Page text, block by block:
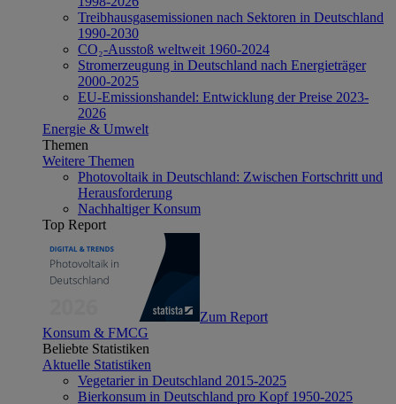
Treibhausgasemissionen nach Sektoren in Deutschland
1990-2030
CO₂-Ausstoß weltweit 1960-2024
Stromerzeugung in Deutschland nach Energieträger
2000-2025
EU-Emissionshandel: Entwicklung der Preise 2023-
2026
Energie & Umwelt
Themen
Weitere Themen
Photovoltaik in Deutschland: Zwischen Fortschritt und
Herausforderung
Nachhaltiger Konsum
Top Report
Zum Report
Konsum & FMCG
Beliebte Statistiken
Aktuelle Statistiken
Vegetarier in Deutschland 2015-2025
Bierkonsum in Deutschland pro Kopf 1950-2025